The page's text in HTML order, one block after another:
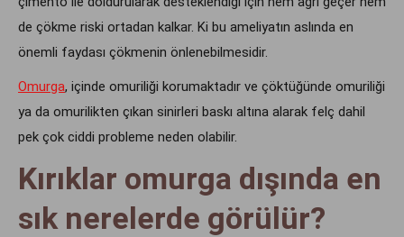
de çökme riski ortadan kalkar. Ki bu ameliyatın aslında en
önemli faydası çökmenin önlenebilmesidir.
Omurga, içinde omuriliği korumaktadır ve çöktüğünde omuriliği
ya da omurilikten çıkan sinirleri baskı altına alarak felç dahil
pek çok ciddi probleme neden olabilir.
Kırıklar omurga dışında en
sık nerelerde görülür?